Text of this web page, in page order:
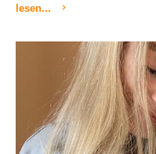
lesen...